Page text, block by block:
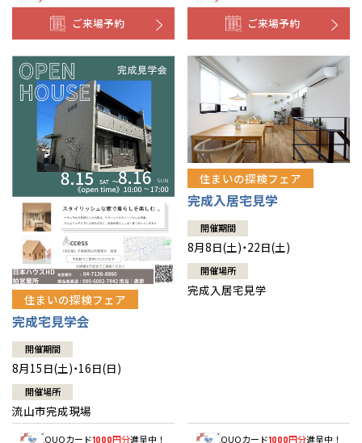
ご来場予約 ご来場予約
住まいの探検フェア
完成宅見学会
開催期間
8月15日(土)・16日(日)
開催場所
流山市完成現場
QUOカード1000円分進呈中！
住まいの探検フェア
完成入居宅見学
開催期間
8月8日(土)・22日(土)
開催場所
完成入居宅見学
QUOカード1000円分進呈中！